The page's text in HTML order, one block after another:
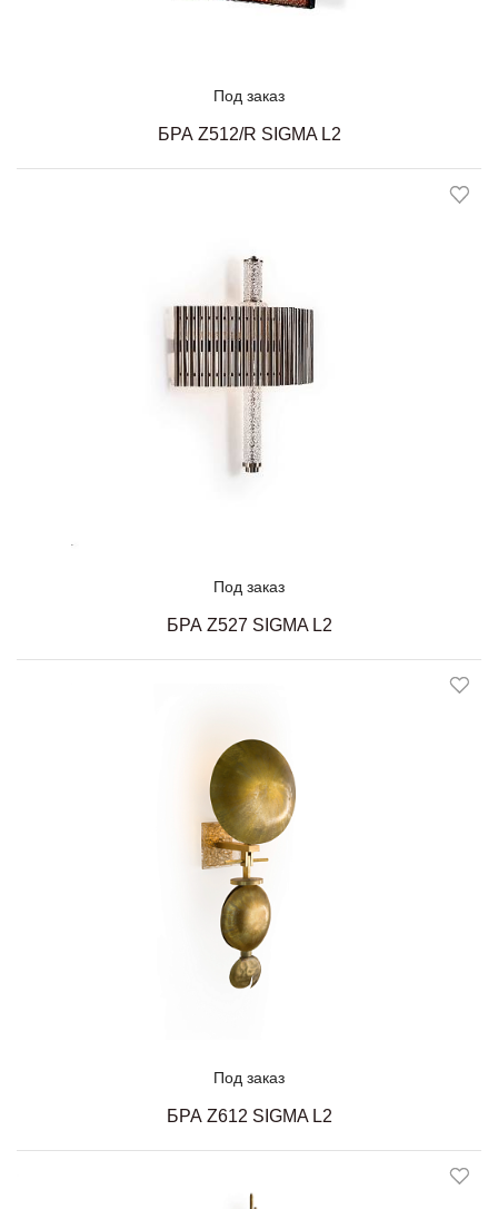
Под заказ
БРА Z512/R SIGMA L2
Под заказ
БРА Z527 SIGMA L2
Под заказ
БРА Z612 SIGMA L2